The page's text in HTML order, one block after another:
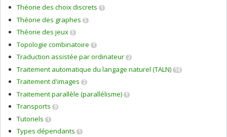
Théorie des choix discrets 1
Théorie des graphes 3
Théorie des jeux 3
Topologie combinatoire 1
Traduction assistée par ordinateur 2
Traitement automatique du langage naturel (TALN) 16
Traitement d'images 2
Traitement parallèle (parallélisme) 1
Transports 9
Tutoriels 1
Types dépendants 1